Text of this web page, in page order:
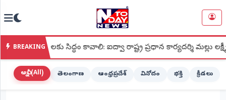
హోమ్
(Home)
BREAKING
సిద్ధం కావాలి: ఐద్వా రాష్ట్ర ప్రధాన కార్యదర్శి మల్లు లక్ష్మీ ●
అన్నీ (All) తెలంగాణ ఆంధ్రప్రదేశ్ వినోదం భక్తి క్రీడలు